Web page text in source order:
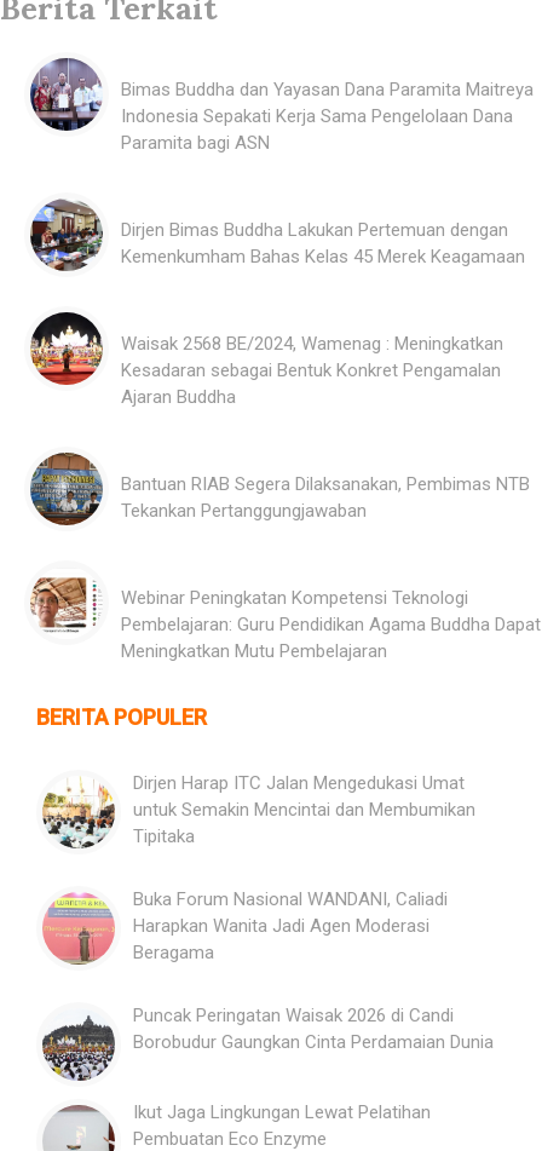
Bimas Buddha dan Yayasan Dana Paramita Maitreya
Indonesia Sepakati Kerja Sama Pengelolaan Dana
Paramita bagi ASN
Dirjen Bimas Buddha Lakukan Pertemuan dengan
Kemenkumham Bahas Kelas 45 Merek Keagamaan
Waisak 2568 BE/2024, Wamenag : Meningkatkan
Kesadaran sebagai Bentuk Konkret Pengamalan
Ajaran Buddha
Bantuan RIAB Segera Dilaksanakan, Pembimas NTB
Tekankan Pertanggungjawaban
Webinar Peningkatan Kompetensi Teknologi
Pembelajaran: Guru Pendidikan Agama Buddha Dapat
Meningkatkan Mutu Pembelajaran
BERITA POPULER
Dirjen Harap ITC Jalan Mengedukasi Umat
untuk Semakin Mencintai dan Membumikan
Tipitaka
Buka Forum Nasional WANDANI, Caliadi
Harapkan Wanita Jadi Agen Moderasi
Beragama
Puncak Peringatan Waisak 2026 di Candi
Borobudur Gaungkan Cinta Perdamaian Dunia
Ikut Jaga Lingkungan Lewat Pelatihan
Pembuatan Eco Enzyme